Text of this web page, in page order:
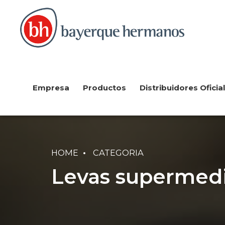
Empresa Productos Distribuidores
HOME CATEGORIA
Levas